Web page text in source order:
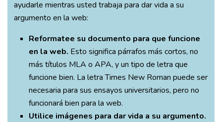
ayudarle mientras usted trabaja para dar vida a su
argumento en la web:
Reformatee su documento para que funcione
en la web. Esto significa párrafos más cortos, no
más títulos MLA o APA, y un tipo de letra que
funcione bien. La letra Times New Roman puede ser
necesaria para sus ensayos universitarios, pero no
funcionará bien para la web.
Utilice imágenes para dar vida a su argumento.